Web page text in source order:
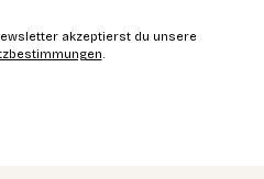
akzeptierst du unsere
.